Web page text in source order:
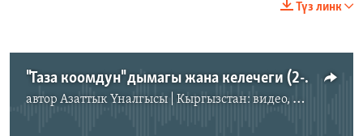
Түз линк
"Таза коомдун" дымагы жана келечеги (2-бөлүк)
автор Азаттык Үналгысы | Кыргызстан: видео, фото, кабарлар
No media source currently available